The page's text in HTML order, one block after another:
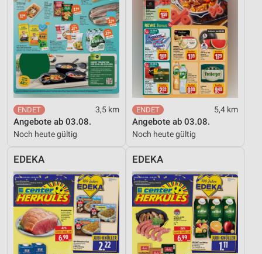
3,5 km
Angebote ab 03.08.
Noch heute gültig
5,4 km
Angebote ab 03.08.
Noch heute gültig
EDEKA EDEKA